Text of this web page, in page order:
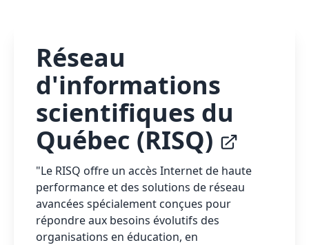
Réseau
d'informations
scientifiques du
Québec (RISQ)
"Le RISQ offre un accès Internet de haute
performance et des solutions de réseau
avancées spécialement conçues pour
répondre aux besoins évolutifs des
organisations en éducation, en